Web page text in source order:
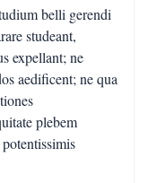
belli gerendi
studeant,
expellant; ne
aedificent; ne qua
plebem